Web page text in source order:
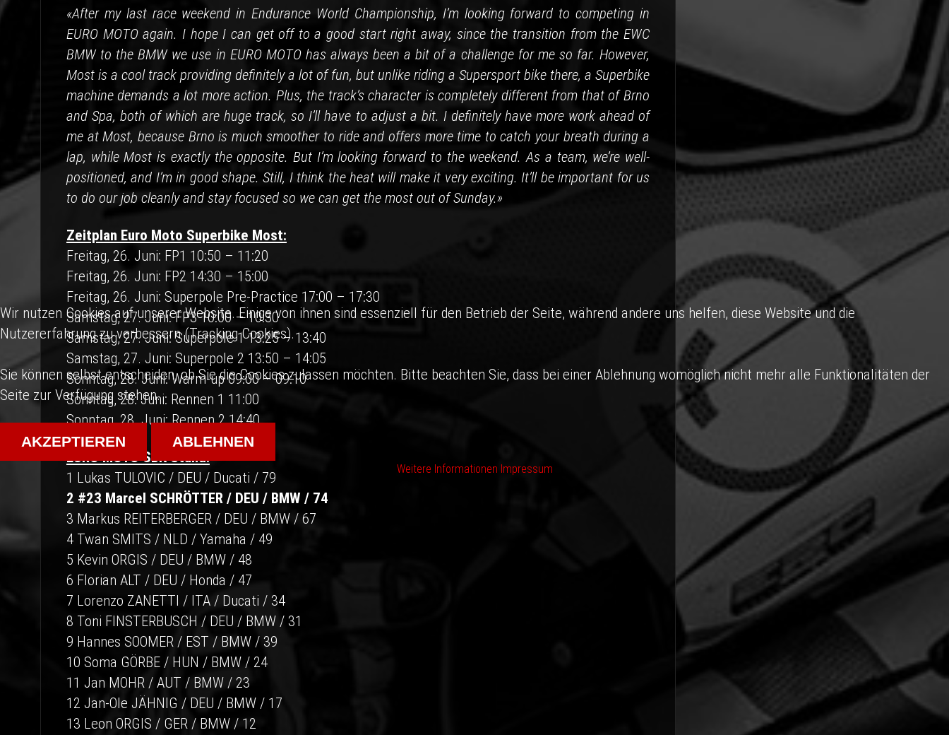
«After my last race weekend in Endurance World Championship, I’m looking forward to competing in
EURO MOTO again. I hope I can get off to a good start right away, since the transition from the EWC
BMW to the BMW we use in EURO MOTO has always been a bit of a challenge for me so far. However,
Most is a cool track providing definitely a lot of fun, but unlike riding a Supersport bike there, a Superbike
machine demands a lot more action. Plus, the track’s character is completely different from that of Brno
and Spa, both of which are huge track, so I’ll have to adjust a bit. I definitely have more work ahead of
me at Most, because Brno is much smoother to ride and offers more time to catch your breath during a
lap, while Most is exactly the opposite. But I’m looking forward to the weekend. As a team, we’re well-
positioned, and I’m in good shape. Still, I think the heat will make it very exciting. It’ll be important for us
to do our job cleanly and stay focused so we can get the most out of Sunday.»
Zeitplan Euro Moto Superbike Most:
Freitag, 26. Juni: FP1 10:50 – 11:20
Freitag, 26. Juni: FP2 14:30 – 15:00
Freitag, 26. Juni: Superpole Pre-Practice 17:00 – 17:30
Samstag, 27. Juni: FP3 10:00 – 10:30
Samstag, 27. Juni: Superpole 1 13:25 – 13:40
Samstag, 27. Juni: Superpole 2 13:50 – 14:05
Sonntag, 28. Juni: Warm-up 09:00 – 09:10
Sonntag, 28: Juni: Rennen 1 11:00
Sonntag, 28. Juni: Rennen 2 14:40
EURO MOTO SBK Stand:
1 Lukas TULOVIC / DEU / Ducati / 79
2 #23 Marcel SCHRÖTTER / DEU / BMW / 74
3 Markus REITERBERGER / DEU / BMW / 67
4 Twan SMITS / NLD / Yamaha / 49
5 Kevin ORGIS / DEU / BMW / 48
6 Florian ALT / DEU / Honda / 47
7 Lorenzo ZANETTI / ITA / Ducati / 34
8 Toni FINSTERBUSCH / DEU / BMW / 31
9 Hannes SOOMER / EST / BMW / 39
10 Soma GÖRBE / HUN / BMW / 24
11 Jan MOHR / AUT / BMW / 23
12 Jan-Ole JÄHNIG / DEU / BMW / 17
13 Leon ORGIS / GER / BMW / 12
Wir nutzen Cookies auf unserer Website. Einige von ihnen sind essenziell für den Betrieb der Seite, während andere uns helfen, diese Website und die
Nutzererfahrung zu verbessern (Tracking Cookies).
Sie können selbst entscheiden, ob Sie die Cookies zulassen möchten. Bitte beachten Sie, dass bei einer Ablehnung womöglich nicht mehr alle Funktionalitäten der
Seite zur Verfügung stehen.
AKZEPTIEREN ABLEHNEN
Weitere Informationen Impressum